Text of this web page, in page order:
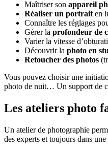
Maîtriser son appareil
Réaliser un portrait en
Connaître les réglages
Gérer la profondeur de
Varier la vitesse
Découvrir la photo en
Retoucher des photos
Vous pouvez choisir une
photo de nuit… Un support de
Les ateliers photo
Un atelier de photographie
des experts et toujours dans